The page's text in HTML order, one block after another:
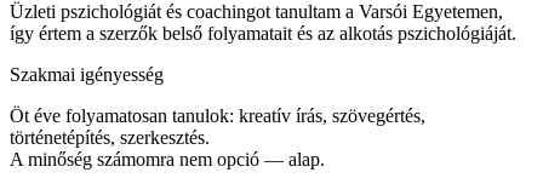
Üzleti pszichológiát és coachingot tanultam a Varsói Egyetemen,
így értem a szerzők belső folyamatait és az alkotás pszichológiáját.
Szakmai igényesség
Öt éve folyamatosan tanulok: kreatív írás, szövegértés,
történetépítés, szerkesztés.
A minőség számomra nem opció — alap.